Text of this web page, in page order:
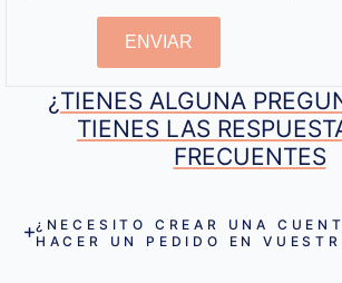
ENVIAR
¿TIENES ALGUNA
TIENES LAS
FRECUENTES
¿NECESITO CREAR UNA
HACER UN PEDIDO EN